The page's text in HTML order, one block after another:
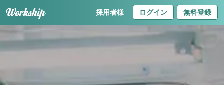
採用者様 ログイン 無料登録